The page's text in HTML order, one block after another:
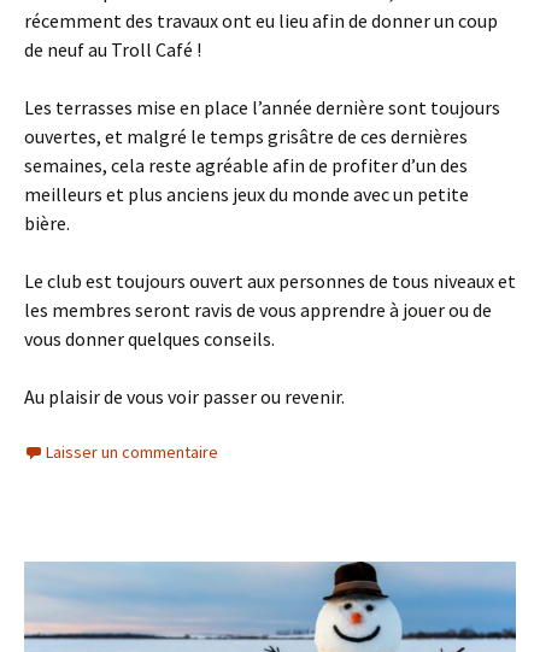
récemment des travaux ont eu lieu afin de donner un coup
de neuf au Troll Café !
Les terrasses mise en place l’année dernière sont toujours
ouvertes, et malgré le temps grisâtre de ces dernières
semaines, cela reste agréable afin de profiter d’un des
meilleurs et plus anciens jeux du monde avec un petite
bière.
Le club est toujours ouvert aux personnes de tous niveaux et
les membres seront ravis de vous apprendre à jouer ou de
vous donner quelques conseils.
Au plaisir de vous voir passer ou revenir.
Laisser un commentaire